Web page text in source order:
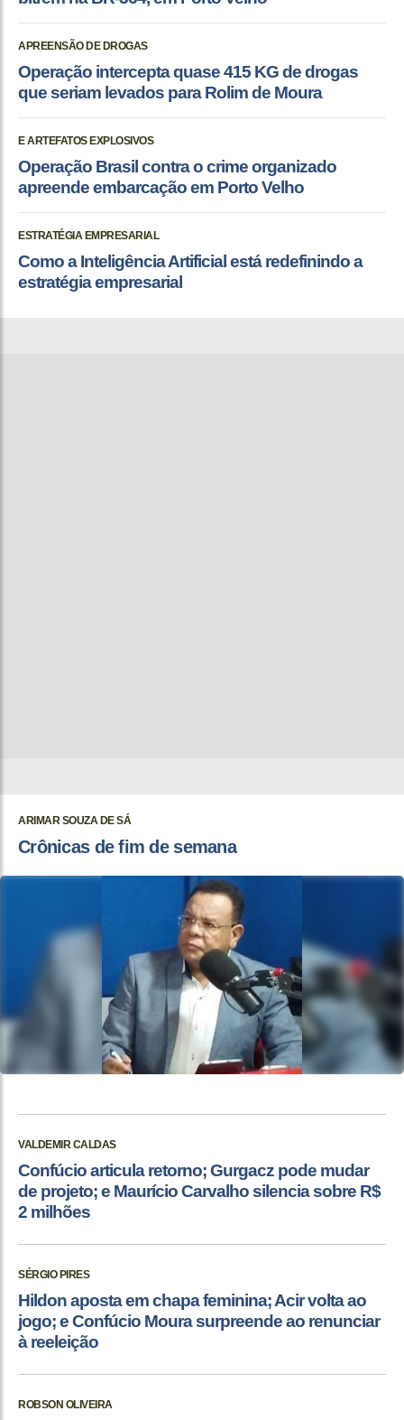
APREENSÃO DE DROGAS
Operação intercepta quase 415 KG de drogas
que seriam levados para Rolim de Moura
E ARTEFATOS EXPLOSIVOS
Operação Brasil contra o crime organizado
apreende embarcação em Porto Velho
ESTRATÉGIA EMPRESARIAL
Como a Inteligência Artificial está redefinindo a
estratégia empresarial
ARIMAR SOUZA DE SÁ
Crônicas de fim de semana
VALDEMIR CALDAS
Confúcio articula retorno; Gurgacz pode mudar
de projeto; e Maurício Carvalho silencia sobre R$
2 milhões
SÉRGIO PIRES
Hildon aposta em chapa feminina; Acir volta ao
jogo; e Confúcio Moura surpreende ao renunciar
à reeleição
ROBSON OLIVEIRA